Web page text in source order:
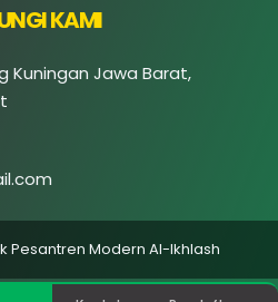
KAMI
Kuningan Jawa Barat,
Pesantren Modern Al-Ikhlash